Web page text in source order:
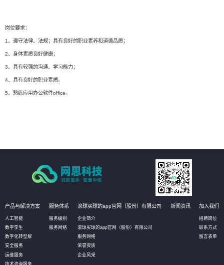
岗位要求：
1、遵守法律、法规；具有良好的职业素养和道德品质；
2、身体素质良好健康；
3、具有较强的沟通、学习能力；
4、具有良好的职业素质。
5、熟练应用办公软件office。
产品与解决方案
人工智能
数字孪生
数字化转型解
安全服务
运维服务
技术咨询服务
服务体系
服务级别
服务网络
滚球买球的app官网（股份）有限公司
企业简介
滚球买球的app官网（股份）有限公司
服务网络
荣誉资质
企业风采
新闻资讯 加入我们
招聘岗位
联系方式
留言表单